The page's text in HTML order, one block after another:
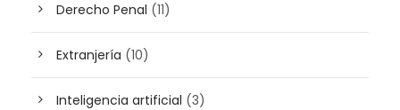
Derecho Penal (11)
Extranjería (10)
Inteligencia artificial (3)